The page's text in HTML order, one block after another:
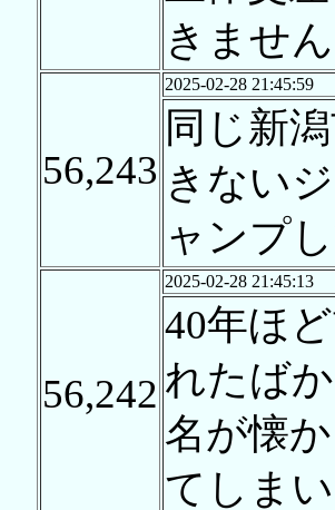
きませ
56,243
2025-02-28 21:45:59
同じ新
きない
ャンプ
56,242
2025-02-28 21:45:13
40年ほ
れたば
名が懐
てしま